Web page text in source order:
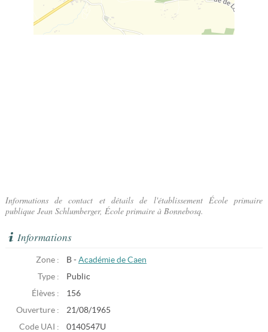
Informations de contact et détails de l'établissement École primaire
publique Jean Schlumberger, École primaire à Bonnebosq.
Informations
Zone : B - Académie de Caen
Type :
Public
Élèves :
156
Ouverture :
21/08/1965
Code UAI :
0140547U